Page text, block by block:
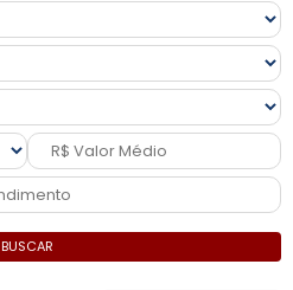
BUSCAR